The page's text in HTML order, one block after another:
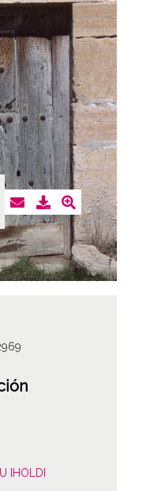
IHOLDI